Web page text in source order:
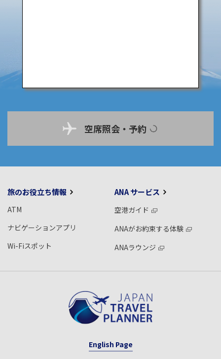
空席照会・予約
旅のお役立ち情報
ATM
ナビゲーションアプリ
Wi-Fiスポット
ANA サービス
空港ガイド
ANAがお約束する体験
ANAラウンジ
English Page